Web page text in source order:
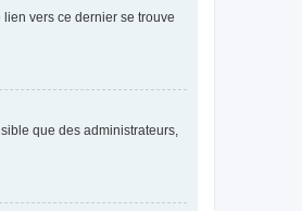
vers ce dernier se trouve
que des administrateurs,